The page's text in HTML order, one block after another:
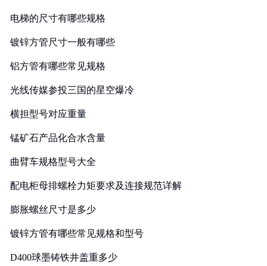
电梯的尺寸有哪些规格
镀锌方管尺寸一般有哪些
铝方管有哪些常见规格
光线传媒参投三国的星空爆冷
横担型号对应重量
锰矿石产品化合水含量
曲臂车规格型号大全
配电柜母排螺栓力矩要求及连接规范详解
膨胀螺丝尺寸是多少
镀锌方管有哪些常见规格和型号
D400球墨铸铁井盖重多少